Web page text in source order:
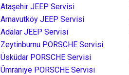
Ataşehir JEEP Servisi
Arnavutköy JEEP Servisi
Adalar JEEP Servisi
Zeytinburnu PORSCHE Servisi
Üsküdar PORSCHE Servisi
Ümraniye PORSCHE Servisi